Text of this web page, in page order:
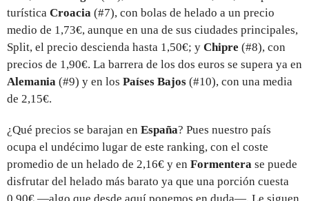
turística Croacia (#7), con bolas de helado a un precio
medio de 1,73€, aunque en una de sus ciudades principales,
Split, el precio descienda hasta 1,50€; y Chipre (#8), con
precios de 1,90€. La barrera de los dos euros se supera ya en
Alemania (#9) y en los Países Bajos (#10), con una media
de 2,15€.
¿Qué precios se barajan en España? Pues nuestro país
ocupa el undécimo lugar de este ranking, con el coste
promedio de un helado de 2,16€ y en Formentera se puede
disfrutar del helado más barato ya que una porción cuesta